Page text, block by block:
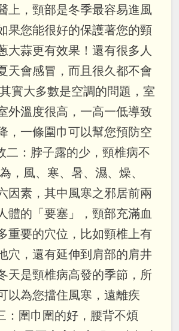
上，頸部是冬季最容易進風
果您能很好的保護著您的頸
大蒜更有效果！還有很多人
天會感冒，而且很久都不會
實大多數是空調的問題，室
外溫度很高，一高一低導致
，一條圍巾可以幫您預防空
二：脖子露的少，頸椎病不
，風、寒、暑、濕、燥、
因素，其中風寒之邪居前兩
體的「要塞」，頸部充滿血
重要的穴位，比如頸椎上有
穴，還有延伸到肩部的肩井
天是頸椎病高發的季節，所
以為您擋住風寒，遠離疾
：圍巾圍的好，腰背不煩